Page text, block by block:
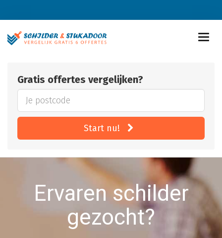
Gratis offertes vergelijken?
Start nu!
Ervaren schilder
gezocht?